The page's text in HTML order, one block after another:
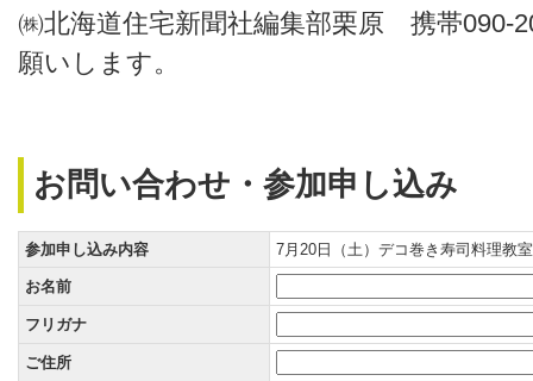
㈱北海道住宅新聞社編集部栗原 携帯
願いします。
お問い合わせ・参加申し込み
参加申し込み内容 7月20日（土）デコ巻き寿司料理教
お名前
フリガナ
ご住所